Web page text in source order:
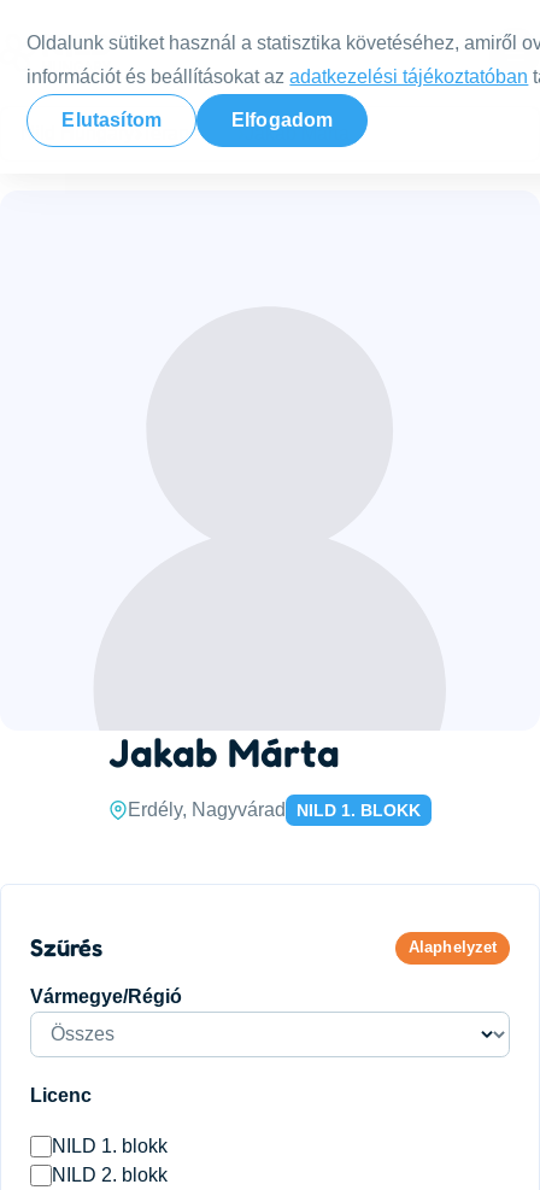
Oldalunk sütiket használ a statisztika követéséhez, amiről
információt és beállításokat azadatkezelési tájékoztatóban
Elutasítom Elfogadom
Nild Hungary Terapeuták Jakab Márta
Jakab Márta
Erdély, Nagyvárad NILD 1. BLOKK
Szűrés Alaphelyzet
Vármegye/Régió
Licenc
NILD 1. blokk
NILD 2. blokk